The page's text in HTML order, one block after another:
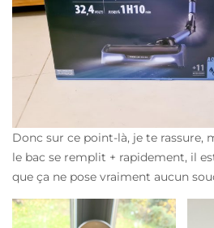
Donc sur ce point-là, je te rassure,
le bac se remplit + rapidement, il
que ça ne pose vraiment aucun